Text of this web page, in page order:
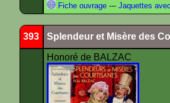
Fiche ouvrage --- Jaquettes
393 Splendeur et Misère des
Honoré de BALZAC